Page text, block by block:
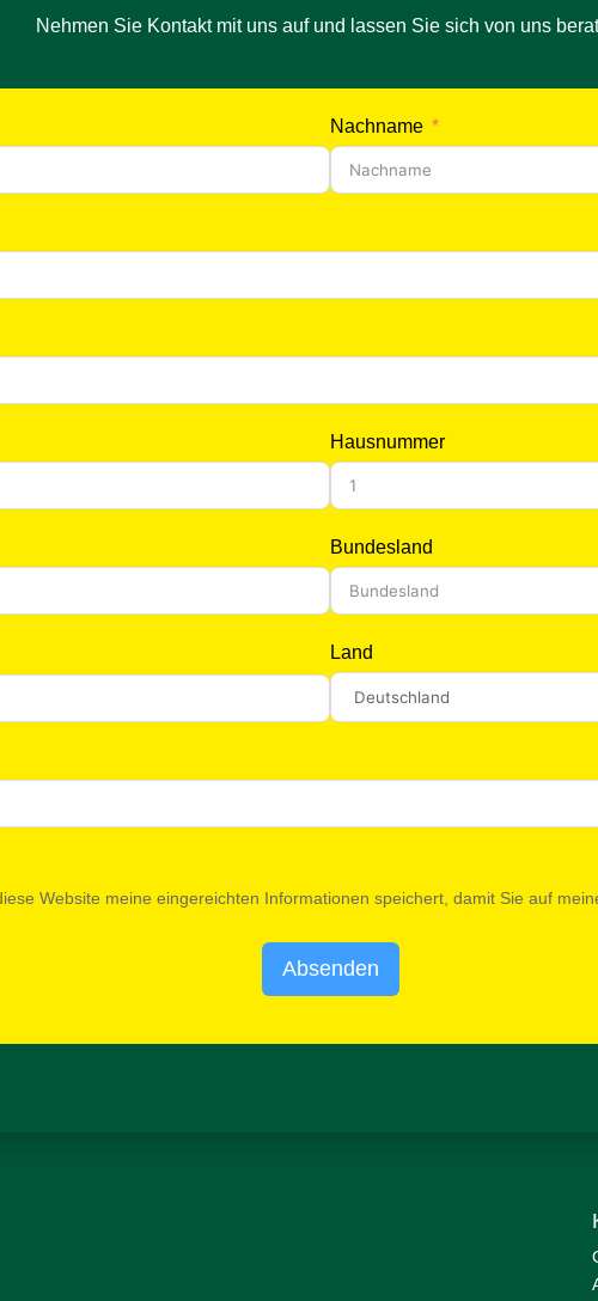
Nehmen Sie Kontakt mit uns auf und lassen Sie sich von uns
Nachname
Hausnummer
Bundesland
Land
Website meine eingereichten Informationen speichert, damit Sie auf
Absenden